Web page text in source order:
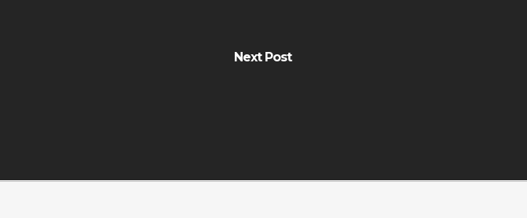
Next Post